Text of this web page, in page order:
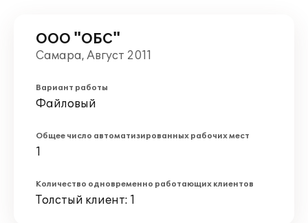
ООО "ОБС"
Самара, Август 2011
Вариант работы
Файловый
Общее число автоматизированных рабочих мест
1
Количество одновременно работающих клиентов
Толстый клиент: 1